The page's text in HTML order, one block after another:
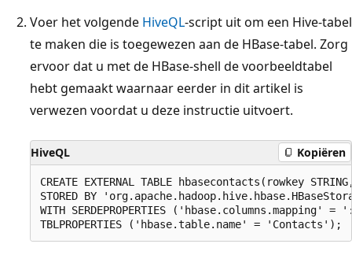
Voer het volgende HiveQL-script uit om een Hive-tabel
te maken die is toegewezen aan de HBase-tabel. Zorg
ervoor dat u met de HBase-shell de voorbeeldtabel
hebt gemaakt waarnaar eerder in dit artikel is
verwezen voordat u deze instructie uitvoert.
HiveQL Kopiëren
CREATE EXTERNAL TABLE hbasecontacts(rowkey
STORED BY
WITH SERDEPROPERTIES